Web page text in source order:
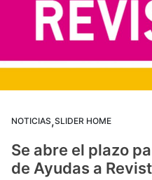
NOTICIAS,SLIDER HOME
Se abre el plazo
de Ayudas a